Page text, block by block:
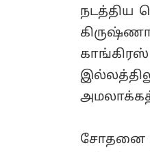
நடத்திய
சோதனை